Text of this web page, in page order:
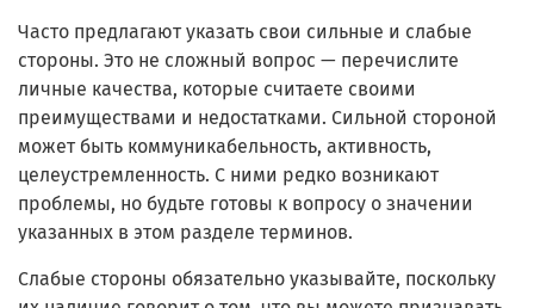
Часто предлагают указать свои сильные и слабые
стороны. Это не сложный вопрос — перечислите
личные качества, которые считаете своими
преимуществами и недостатками. Сильной стороной
может быть коммуникабельность, активность,
целеустремленность. С ними редко возникают
проблемы, но будьте готовы к вопросу о значении
указанных в этом разделе терминов.
Слабые стороны обязательно указывайте, поскольку